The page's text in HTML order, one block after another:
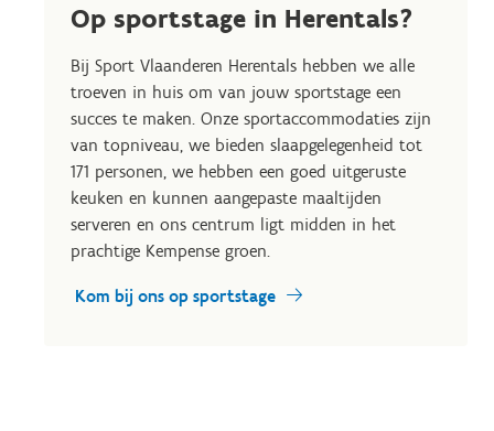
Op sportstage in Herentals?
Bij Sport Vlaanderen Herentals hebben we alle
troeven in huis om van jouw sportstage een
succes te maken. Onze sportaccommodaties zijn
van topniveau, we bieden slaapgelegenheid tot
171 personen, we hebben een goed uitgeruste
keuken en kunnen aangepaste maaltijden
serveren en ons centrum ligt midden in het
prachtige Kempense groen.
Kom bij ons op sportstage